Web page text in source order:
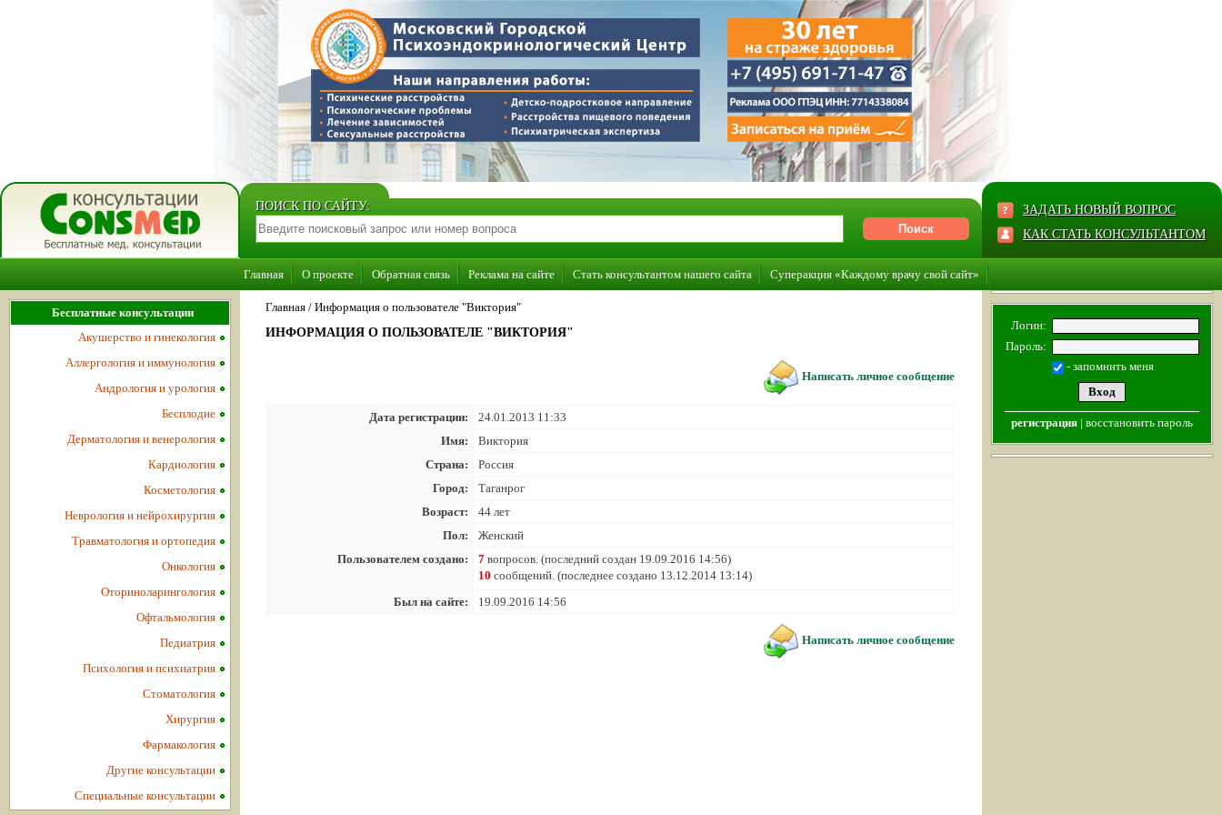
ПОИСК ПО САЙТУ:
ЗАДАТЬ НОВЫЙ ВОПРОС
КАК СТАТЬ КОНСУЛЬТАНТОМ
Главная О проекте Обратная связь Реклама на сайте Стать консультантом нашего сайта Суперакция «Каждому врачу свой сайт»
Главная / Информация о пользователе "Виктория"
ИНФОРМАЦИЯ О ПОЛЬЗОВАТЕЛЕ "ВИКТОРИЯ"
Написать личное сообщение
Дата регистрации:
24.01.2013 11:33
Имя:
Виктория
Страна:
Россия
Город:
Таганрог
Возраст:
44 лет
Пол:
Женский
Пользователем создано:
7 вопросов. (последний создан 19.09.2016 14:56)
10 сообщений. (последнее создано 13.12.2014 13:14)
Был на сайте:
19.09.2016 14:56
Написать личное сообщение
Бесплатные консультации
Акушерство и гинекология
Аллергология и иммунология
Андрология и урология
Бесплодие
Дерматология и венерология
Кардиология
Косметология
Неврология и нейрохирургия
Травматология и ортопедия
Онкология
Оториноларингология
Офтальмология
Педиатрия
Психология и психиатрия
Стоматология
Хирургия
Фармакология
Другие консультации
Специальные консультации
Логин:
Пароль:
- запомнить меня
регистрация | восстановить пароль